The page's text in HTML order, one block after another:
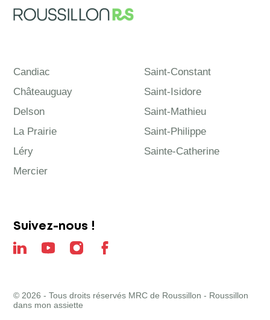
Candiac
Châteauguay
Delson
La Prairie
Léry
Mercier
Saint-Constant
Saint-Isidore
Saint-Mathieu
Saint-Philippe
Sainte-Catherine
Suivez-nous !
© 2026 - Tous droits réservés MRC de Roussillon - Roussillon
dans mon assiette